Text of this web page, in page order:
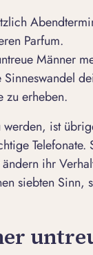
Parfum.
Männer
zu erheben.
ist
ihr
siebten Sinn,